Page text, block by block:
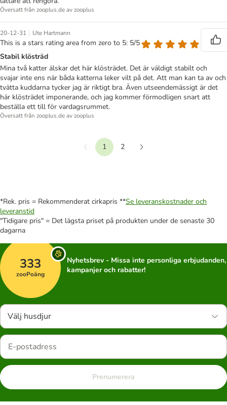
Översatt från zooplus.de av zooplus
20-12-31 | Ute Hartmann
This is a stars rating area from zero to 5: 5/5
Stabil klösträd
Mina två katter älskar det här klösträdet. Det är väldigt stabilt och
svajar inte ens när båda katterna leker vilt på det. Att man kan ta av och
tvätta kuddarna tycker jag är riktigt bra. Även utseendemässigt är det
här klösträdet imponerande, och jag kommer förmodligen snart att
beställa ett till för vardagsrummet.
Översatt från zooplus.de av zooplus
Föregående
1
2
*Rek. pris = Rekommenderat cirkapris **Se leveranskostnader och
leveranstid
"Tidigare pris" = Det lägsta priset på produkten under de senaste 30
dagarna
333
zooPoäng
Nyhetsbrev - Missa inte personliga erbjudanden,
kampanjer och rabatter!
Välj husdjur
Prenumerera